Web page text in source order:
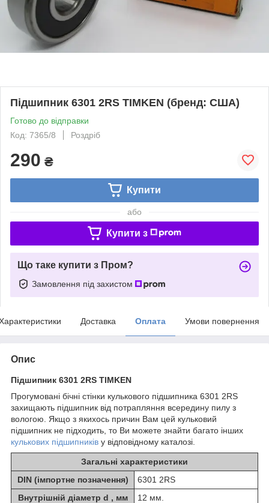
Підшипник 6301 2RS TIMKEN (бренд: США)
Готово до відправки
Код: 7365/8
Роздріб
290 ₴
Купити
або
Купити з
Що таке купити з Пром?
Замовлення під захистом
Доставка Оплата Умови повернення
Опис
Підшипник 6301 2RS TIMKEN
Прогумовані бічні стінки кулькового підшипника 6301 2RS
захищають підшипник від потрапляння всередину пилу з
вологою. Якщо з якихось причин Вам цей кульковий
підшипник не підходить, то Ви можете знайти багато інших
кулькових підшипників у відповідному каталозі.
Загальні характеристики
DIN (імпортне позначення)
6301 2RS
Внутрішній діаметр d , мм
12 мм.